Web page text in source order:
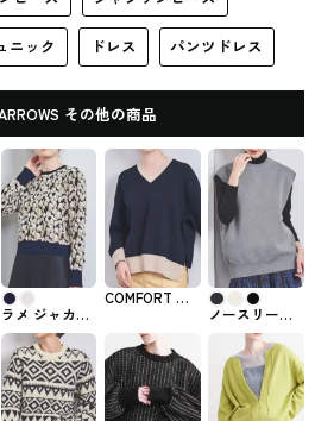
ニック ドレス パンツドレス
その他の商品
ラメ ジャカー
ド プルオーバ
ー ニット
UNITED
ARROWS #ト
ップス
COMFORT ス
ムース Vネッ
UNITED
ARROWS #ト
ップス
ノースリーブ
スウェット ニ
ット2 UNITED
ARROWS #ト
ップス